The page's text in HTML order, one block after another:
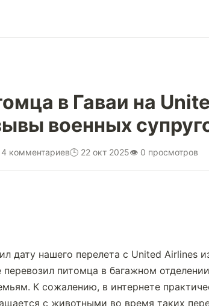
в Гаваи на
военных
4 комментариев🕒 22 окт 2025👁 0 просмотров
дату нашего перелета с United Airlines
питомца в багажном
К сожалению, в интернете
с животными во время таких